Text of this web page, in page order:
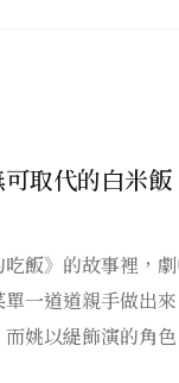
取代的白米
飯》的故事裡，
一道道親手做出
姚以緹飾演的角